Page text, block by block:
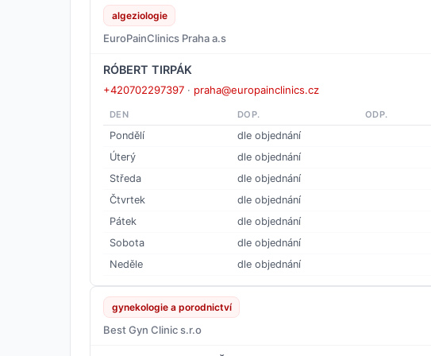
algeziologie
EuroPainClinics Praha a.s
RÓBERT TIRPÁK
+420702297397 · praha@europainclinics.cz
DEN DOP. ODP.
Pondělí
dle objednání
Úterý
dle objednání
Středa
dle objednání
Čtvrtek
dle objednání
Pátek
dle objednání
Sobota
dle objednání
Neděle
dle objednání
gynekologie a porodnictví
Best Gyn Clinic s.r.o